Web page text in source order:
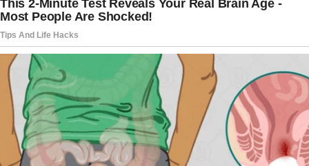
O pedido de extinção apresentado pela AGU,
contudo, não analisa o mérito das acusações. A
estratégia adotada pelo governo brasileiro
concentra-se na tese de que a Justiça norte-
americana não seria o foro competente para
revisar ou invalidar decisões tomadas pelo
Supremo Tribunal Federal.